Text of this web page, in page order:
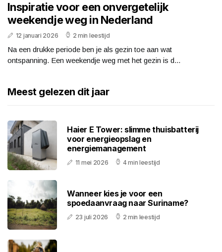
Inspiratie voor een onvergetelijk
weekendje weg in Nederland
12 januari 2026 2 min leestijd
Na een drukke periode ben je als gezin toe aan wat
ontspanning. Een weekendje weg met het gezin is d...
Meest gelezen dit jaar
Haier E Tower: slimme thuisbatterij
voor energieopslag en
energiemanagement
11 mei 2026 4 min leestijd
Wanneer kies je voor een
spoedaanvraag naar Suriname?
23 juli 2026 2 min leestijd